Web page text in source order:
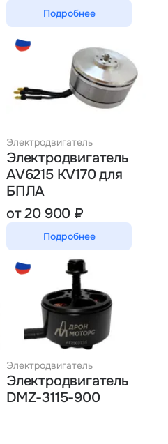
Подробнее
Электродвигатель
Электродвигатель
AV6215 KV170 для
БПЛА
от 20 900 ₽
Подробнее
Электродвигатель
Электродвигатель
DMZ-3115-900